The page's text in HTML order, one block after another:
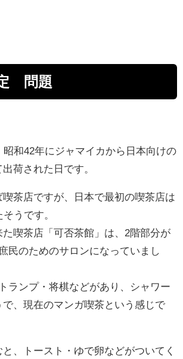
問題
昭和42年にジャマイカから日本向けの
荷された日です。
喫茶店ですが、日本で最初の喫茶店は
うです。
喫茶店「可否茶館」は、2階部分が
民のためのサロンになっていまし
ランプ・将棋などがあり、シャワー
、現在のマンガ喫茶という感じで
、トースト・ゆで卵などがついてく